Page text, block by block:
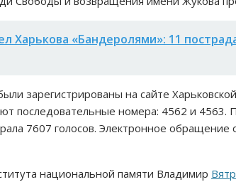
Харькова «Бандеролями»: 11
зарегистрированы на сайте
последовательные номера: 4562 и 4563.
7607 голосов. Электронное
национальной памяти Владимир